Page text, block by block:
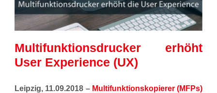
Team
Multifunktionsdrucker erhöht
User Experience (UX)
Leipzig, 11.09.2018 – Multifunktionskopierer (MFPs)